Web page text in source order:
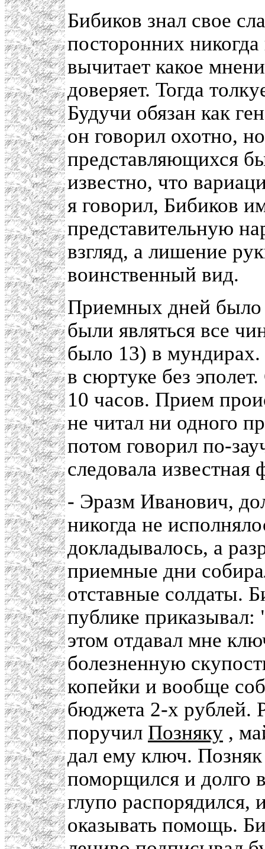
Бибиков знал свое
посторонних
вычитает какое
доверяет. Тогда
Будучи обязан как
он говорил охотно,
представляющихся
известно, что
я говорил, Бибиков
представительную
взгляд, а лишение
воинственный вид.
Приемных дней
были являться все
было 13) в
в сюртуке без
10 часов. Прием
не читал ни одного
потом говорил по-
следовала известная
- Эразм Иванович,
никогда не
докладывалось, а
приемные дни
отставные солдаты.
публике
этом отдавал мне
болезненную
копейки и вообще
бюджета 2-х рублей.
поручил Позняку ,
дал ему ключ.
поморщился и долго
глупо распорядился,
оказывать помощь.